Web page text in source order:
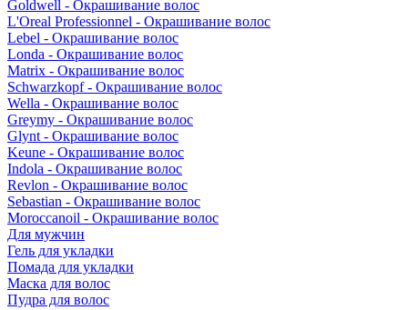
Goldwell - Окрашивание волос
L'Oreal Professionnel - Окрашивание волос
Lebel - Окрашивание волос
Londa - Окрашивание волос
Matrix - Окрашивание волос
Schwarzkopf - Окрашивание волос
Wella - Окрашивание волос
Greymy - Окрашивание волос
Glynt - Окрашивание волос
Keune - Окрашивание волос
Indola - Окрашивание волос
Revlon - Окрашивание волос
Sebastian - Окрашивание волос
Moroccanoil - Окрашивание волос
Для мужчин
Гель для укладки
Помада для укладки
Маска для волос
Пудра для волос